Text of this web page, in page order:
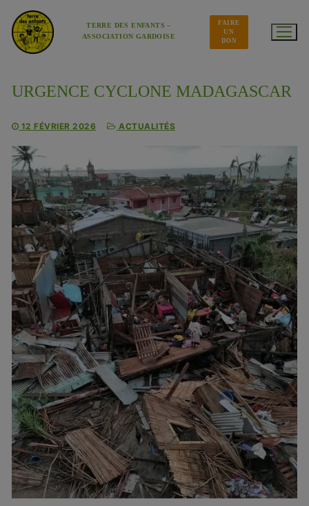
contenu
TERRE DES ENFANTS –
ASSOCIATION GARDOISE
FAIRE
UN
DON
URGENCE CYCLONE MADAGASCAR
12 FÉVRIER 2026 ACTUALITÉS